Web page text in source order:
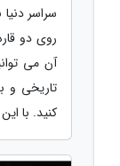
سراسر
روی دو
آن می
تاریخی و
کنید. با